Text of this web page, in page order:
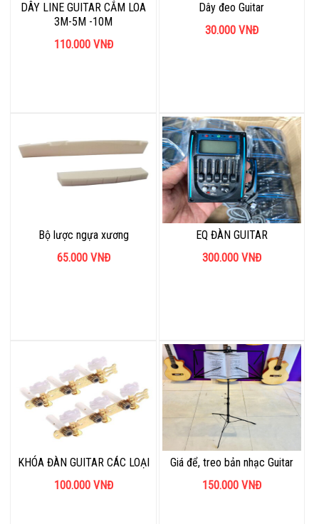
DÂY LINE GUITAR CẮM LOA
3M-5M -10M
110.000VNĐ
Dây đeo Guitar
30.000VNĐ
Bộ lược ngựa xương
65.000VNĐ
EQ ĐÀN GUITAR
300.000VNĐ
KHÓA ĐÀN GUITAR CÁC LOẠI
100.000VNĐ
Giá để, treo bản nhạc Guitar
150.000VNĐ